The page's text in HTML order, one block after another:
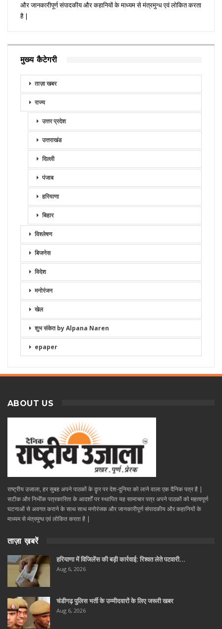
और जानकारीपूर्ण संपादकीय और कहानियों के माध्यम से मंत्रमुग्ध एवं लोकित करता
है |
मुख्य कैटेगरी
ताज़ा खबर
राज्य
उत्तर प्रदेश
उत्तराखंड
दिल्ली
पंजाब
हरियाणा
बिहार
विश्लेषण
बिजनेस
विदेश
मनोरंजन
खेल
शुभ संकेत by Alpana Naren
epaper
ABOUT US
राष्ट्रीय उजाला, हर सुबह अपने पाठकों के दॄार पर देश-दुनिया को लाने वाला एक दैनिक पत्र है |
सटीक और निभींक पत्रकारिता के आदर्शों पर स्थापित यह सामाचार पत्र अपने पाठकों को महत्वपूर्ण
घटनाओं से अवगत कराने के साथ साथ मनोरंजक और जानकारीपूर्ण संपादकीय और कहानियों के
माध्यम से मंत्रमुग्ध एवं लोकित करता है |
ताज़ा ख़बरें
हरियाणा में विजिलेंस की बड़ी कार्रवाई: रिश्वत लेते पटवारी…
Aug 6, 2026
चंडीगढ़ पुलिस भर्ती के उम्मीदवारों के लिए जरूरी खबर
Aug 6, 2026